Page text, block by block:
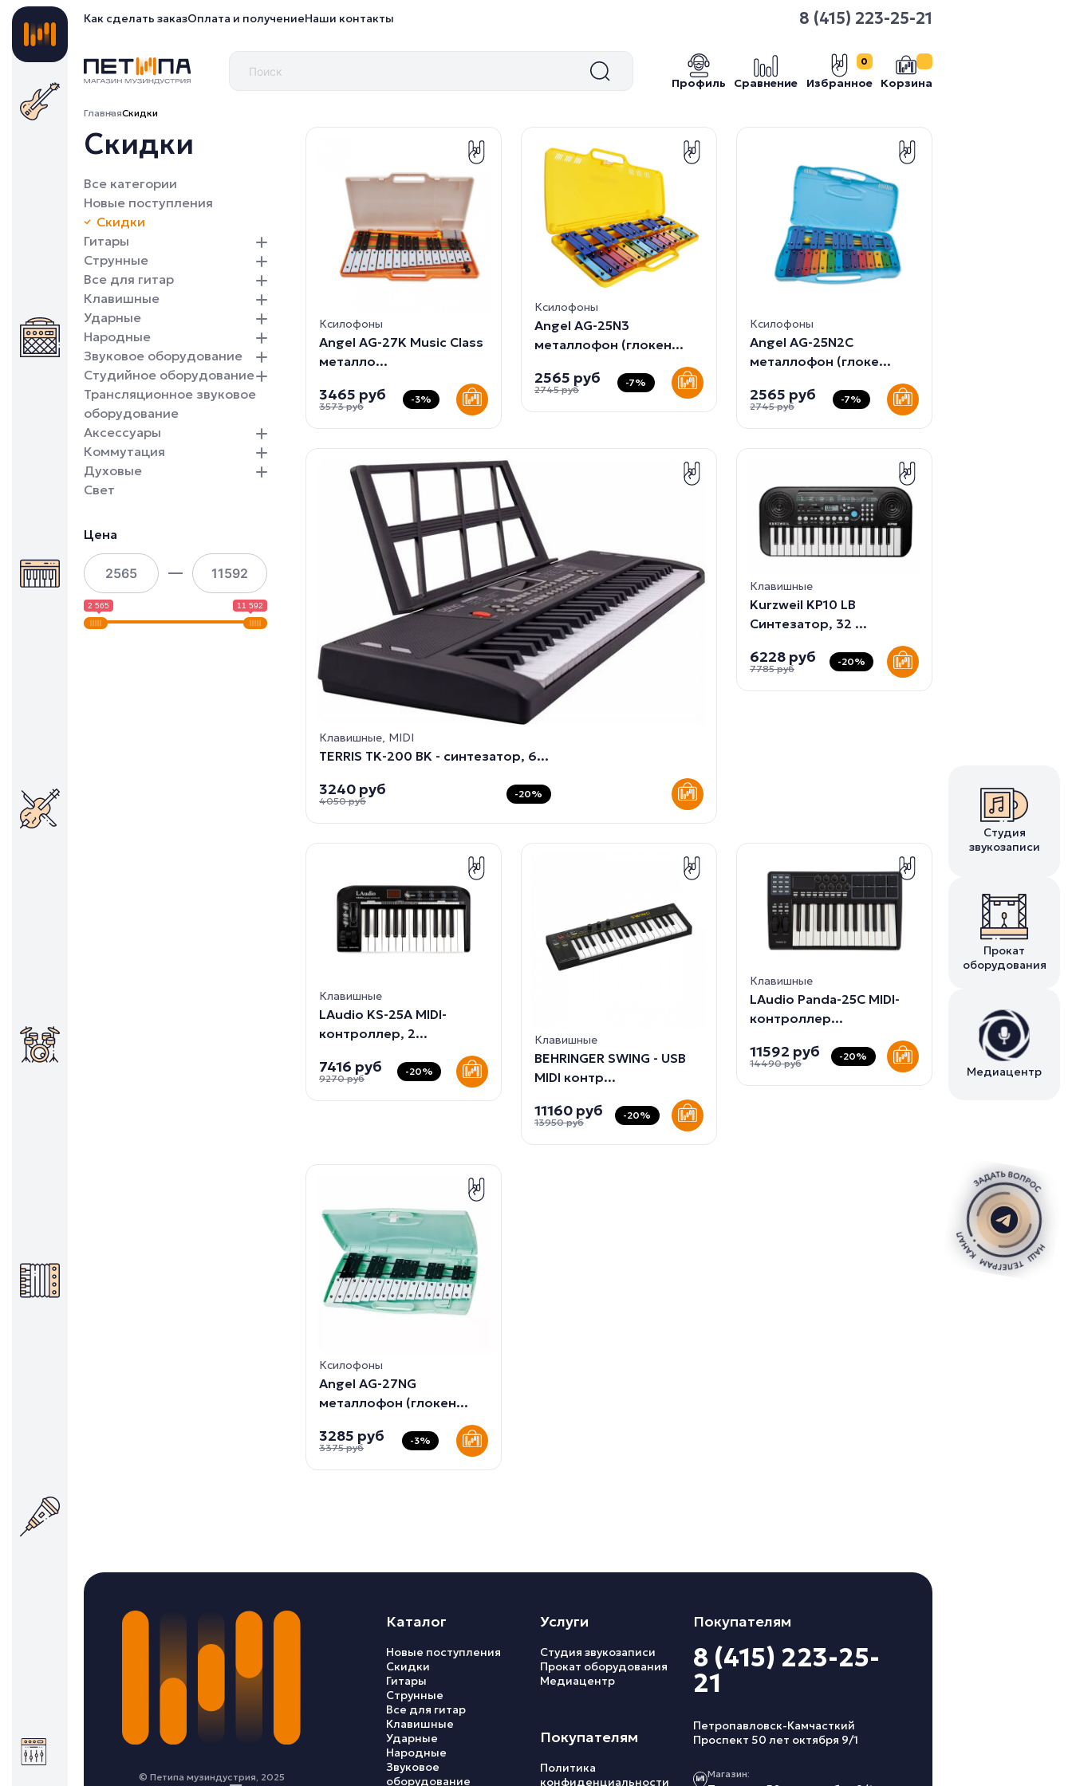
Студия
звукозаписи
Прокат
оборудования
Медиацентр
Как сделать заказОплата и получениеНаши контакты 8 (415) 223-25-21
Профиль Сравнение Избранное
0
Корзина
ГлавнаяСкидки
Скидки
Все категории
Новые поступления
Скидки
Гитары
Струнные
Все для гитар
Клавишные
Ударные
Народные
Звуковое оборудование
Студийное оборудование
Трансляционное звуковое
оборудование
Аксессуары
Коммутация
Духовые
Свет
Цена
2 565 11 592
Ксилофоны
Angel AG-27K Music Class
металло...
3465 руб
3573 руб
-3%
Ксилофоны
Angel AG-25N3
металлофон (глокен...
2565 руб
2745 руб
-7%
Ксилофоны
Angel AG-25N2C
металлофон (глоке...
2565 руб
2745 руб
-7%
Клавишные, MIDI
TERRIS TK-200 BK - синтезатор, 6...
3240 руб
4050 руб
-20%
Клавишные
Kurzweil KP10 LB
Синтезатор, 32 ...
6228 руб
7785 руб
-20%
Клавишные
LAudio KS-25A MIDI-
контроллер, 2...
7416 руб
9270 руб
-20%
Клавишные
BEHRINGER SWING - USB
MIDI контр...
11160 руб
13950 руб
-20%
Клавишные
LAudio Panda-25C MIDI-
контроллер...
11592 руб
14490 руб
-20%
Ксилофоны
Angel AG-27NG
металлофон (глокен...
3285 руб
3375 руб
-3%
© Петипа музиндустрия, 2025
Каталог
Новые поступления
Скидки
Гитары
Струнные
Все для гитар
Клавишные
Ударные
Народные
Звуковое
оборудование
Услуги
Студия звукозаписи
Прокат оборудования
Медиацентр
Покупателям
Политика
конфиденциальности
Покупателям
8 (415) 223-25-
21
Петропавловск-Камчасткий
Проспект 50 лет октября 9/1
Магазин: